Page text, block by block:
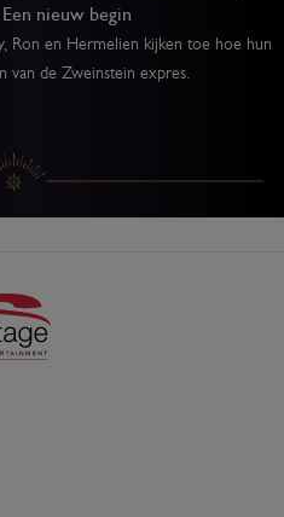
nieuw begin
Ron en Hermelien kijken toe hoe hun
van de Zweinstein expres.